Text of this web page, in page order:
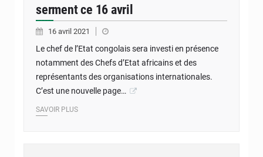
serment ce 16 avril
16 avril 2021
Le chef de l’Etat congolais sera investi en présence
notamment des Chefs d’Etat africains et des
représentants des organisations internationales.
C’est une nouvelle page…
SAVOIR PLUS